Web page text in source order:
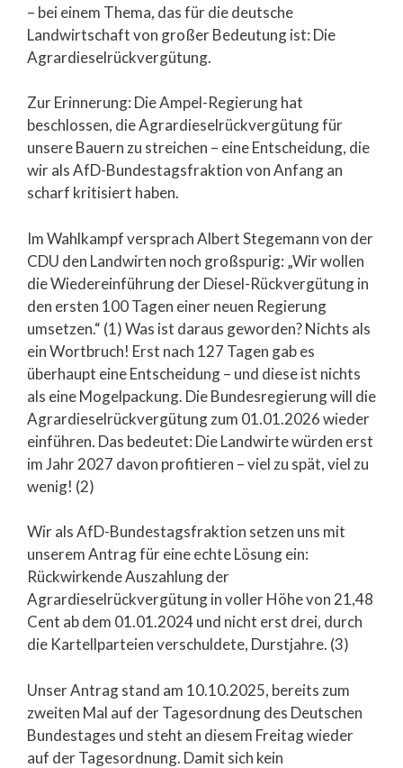
– bei einem Thema, das für die deutsche
Landwirtschaft von großer Bedeutung ist: Die
Agrardieselrückvergütung.
Zur Erinnerung: Die Ampel-Regierung hat
beschlossen, die Agrardieselrückvergütung für
unsere Bauern zu streichen – eine Entscheidung, die
wir als AfD-Bundestagsfraktion von Anfang an
scharf kritisiert haben.
Im Wahlkampf versprach Albert Stegemann von der
CDU den Landwirten noch großspurig: „Wir wollen
die Wiedereinführung der Diesel-Rückvergütung in
den ersten 100 Tagen einer neuen Regierung
umsetzen.“ (1) Was ist daraus geworden? Nichts als
ein Wortbruch! Erst nach 127 Tagen gab es
überhaupt eine Entscheidung – und diese ist nichts
als eine Mogelpackung. Die Bundesregierung will die
Agrardieselrückvergütung zum 01.01.2026 wieder
einführen. Das bedeutet: Die Landwirte würden erst
im Jahr 2027 davon profitieren – viel zu spät, viel zu
wenig! (2)
Wir als AfD-Bundestagsfraktion setzen uns mit
unserem Antrag für eine echte Lösung ein:
Rückwirkende Auszahlung der
Agrardieselrückvergütung in voller Höhe von 21,48
Cent ab dem 01.01.2024 und nicht erst drei, durch
die Kartellparteien verschuldete, Durstjahre. (3)
Unser Antrag stand am 10.10.2025, bereits zum
zweiten Mal auf der Tagesordnung des Deutschen
Bundestages und steht an diesem Freitag wieder
auf der Tagesordnung. Damit sich kein